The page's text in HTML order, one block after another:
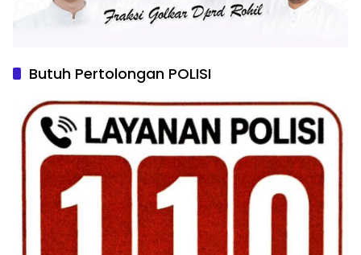
Butuh Pertolongan POLISI